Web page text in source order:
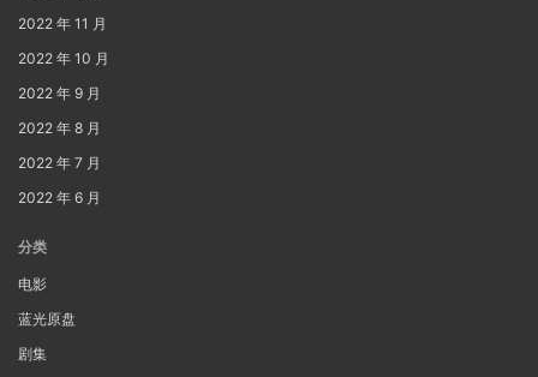
2022 年 11 月
2022 年 10 月
2022 年 9 月
2022 年 8 月
2022 年 7 月
2022 年 6 月
分类
电影
蓝光原盘
剧集